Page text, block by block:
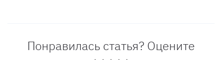
Понравилась статья? Оцените